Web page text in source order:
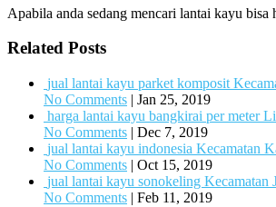
Apabila anda sedang mencari lantai kayu bisa
Related Posts
jual lantai kayu parket komposit
No Comments | Jan 25, 2019
harga lantai kayu bangkirai per meter
No Comments | Dec 7, 2019
jual lantai kayu indonesia Kecamatan
No Comments | Oct 15, 2019
jual lantai kayu sonokeling Kecamatan
No Comments | Feb 11, 2019